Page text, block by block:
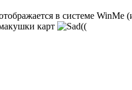
в системе
карт
((